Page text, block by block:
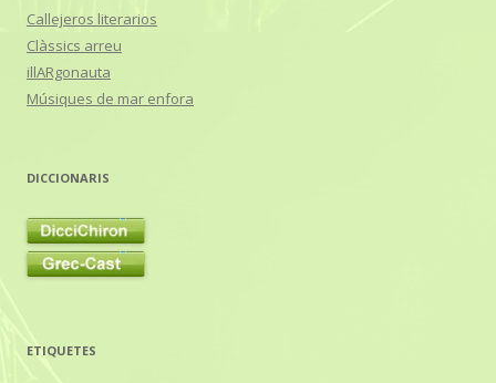
Callejeros literarios
Clàssics arreu
illARgonauta
Músiques de mar enfora
DICCIONARIS
ETIQUETES